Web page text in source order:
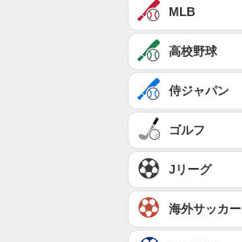
MLB
高校野球
侍ジャパン
ゴルフ
Jリーグ
海外サッカー